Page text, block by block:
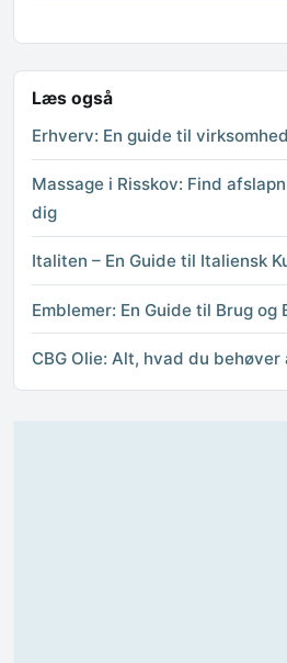
Læs også
Erhverv: En guide til
Massage i Risskov: Find
dig
Italiten – En Guide til Italiensk
Emblemer: En Guide til Brug og
CBG Olie: Alt, hvad du